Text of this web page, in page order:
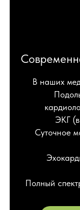
В наших
ЭКГ
Суточное
Полный